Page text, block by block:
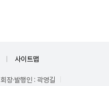
사이트맵
회장·발행인 : 곽영길